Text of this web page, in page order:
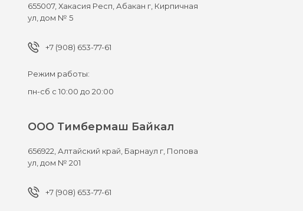
655007,Хакасия Респ, Абакан г, Кирпичная
ул, дом № 5
+7 (908) 653-77-61
Режим работы:
пн-сб с 10:00 до 20:00
ООО Тимбермаш Байкал
656922, Алтайский край, Барнаул г, Попова
ул, дом № 201
+7 (908) 653-77-61